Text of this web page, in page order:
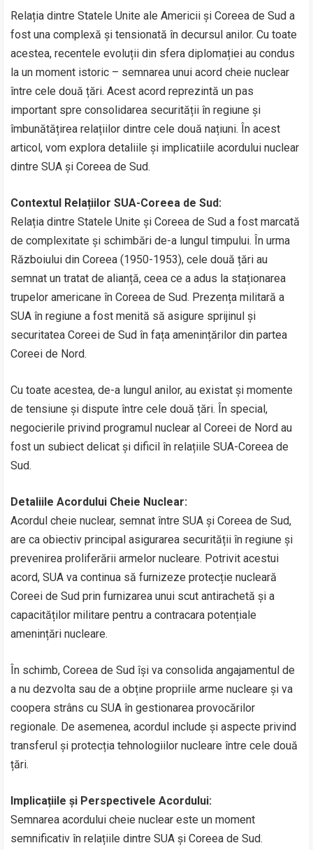
Relația dintre Statele Unite ale Americii și Coreea de Sud a
fost una complexă și tensionată în decursul anilor. Cu toate
acestea, recentele evoluții din sfera diplomației au condus
la un moment istoric – semnarea unui acord cheie nuclear
între cele două țări. Acest acord reprezintă un pas
important spre consolidarea securității în regiune și
îmbunătățirea relațiilor dintre cele două națiuni. În acest
articol, vom explora detaliile și implicatiile acordului nuclear
dintre SUA și Coreea de Sud.
Contextul Relațiilor SUA-Coreea de Sud:
Relația dintre Statele Unite și Coreea de Sud a fost marcată
de complexitate și schimbări de-a lungul timpului. În urma
Războiului din Coreea (1950-1953), cele două țări au
semnat un tratat de alianță, ceea ce a adus la staționarea
trupelor americane în Coreea de Sud. Prezența militară a
SUA în regiune a fost menită să asigure sprijinul și
securitatea Coreei de Sud în fața amenințărilor din partea
Coreei de Nord.
Cu toate acestea, de-a lungul anilor, au existat și momente
de tensiune și dispute între cele două țări. În special,
negocierile privind programul nuclear al Coreei de Nord au
fost un subiect delicat și dificil în relațiile SUA-Coreea de
Sud.
Detaliile Acordului Cheie Nuclear:
Acordul cheie nuclear, semnat între SUA și Coreea de Sud,
are ca obiectiv principal asigurarea securității în regiune și
prevenirea proliferării armelor nucleare. Potrivit acestui
acord, SUA va continua să furnizeze protecție nucleară
Coreei de Sud prin furnizarea unui scut antirachetă și a
capacităților militare pentru a contracara potențiale
amenințări nucleare.
În schimb, Coreea de Sud își va consolida angajamentul de
a nu dezvolta sau de a obține propriile arme nucleare și va
coopera strâns cu SUA în gestionarea provocărilor
regionale. De asemenea, acordul include și aspecte privind
transferul și protecția tehnologiilor nucleare între cele două
țări.
Implicațiile și Perspectivele Acordului:
Semnarea acordului cheie nuclear este un moment
semnificativ în relațiile dintre SUA și Coreea de Sud.